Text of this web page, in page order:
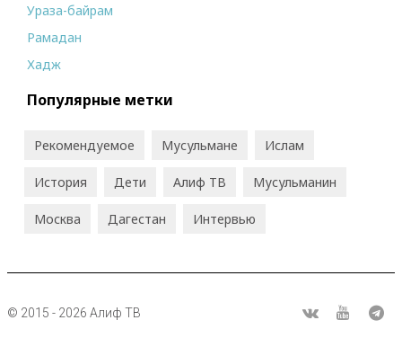
Ураза-байрам
Рамадан
Хадж
Популярные метки
Рекомендуемое Мусульмане Ислам
История Дети Алиф ТВ Мусульманин
Москва Дагестан Интервью
© 2015 - 2026 Алиф ТВ